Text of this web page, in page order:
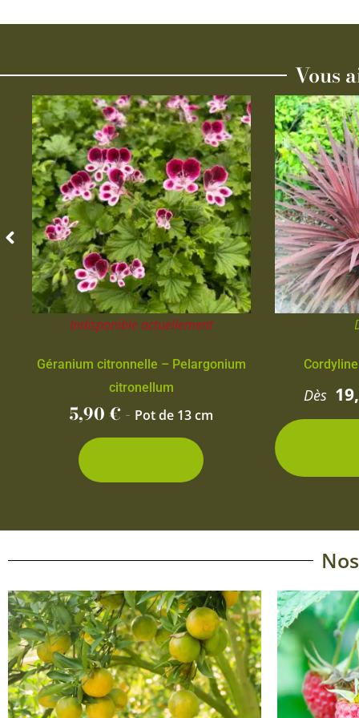
Vous
Indisponible actuellement
Géranium citronnelle – Pelargonium
citronellum
5,90€ - Pot de 13 cm
Dès